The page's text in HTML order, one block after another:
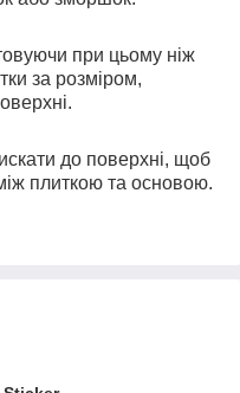
при цьому ніж
за розміром,
до поверхні, щоб
плиткою та основою.